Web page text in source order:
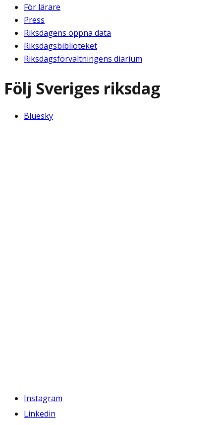
För lärare
Press
Riksdagens öppna data
Riksdagsbiblioteket
Riksdagsförvaltningens diarium
Följ Sveriges riksdag
Bluesky
Instagram
Linkedin